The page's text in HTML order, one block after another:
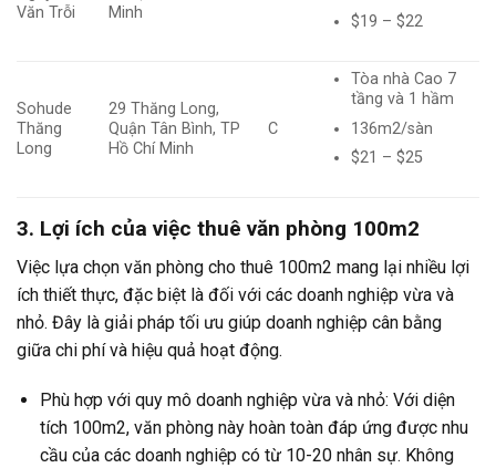
Văn Trỗi
Minh
$19 – $22
Sohude
Thăng
Long
29 Thăng Long,
Quận Tân Bình, TP
Hồ Chí Minh
C
Tòa nhà Cao 7
tầng và 1 hầm
136m2/sàn
$21 – $25
3. Lợi ích của việc thuê văn phòng 100m2
Việc lựa chọn văn phòng cho thuê 100m2 mang lại nhiều lợi
ích thiết thực, đặc biệt là đối với các doanh nghiệp vừa và
nhỏ. Đây là giải pháp tối ưu giúp doanh nghiệp cân bằng
giữa chi phí và hiệu quả hoạt động.
Phù hợp với quy mô doanh nghiệp vừa và nhỏ: Với diện
tích 100m2, văn phòng này hoàn toàn đáp ứng được nhu
cầu của các doanh nghiệp có từ 10-20 nhân sự. Không